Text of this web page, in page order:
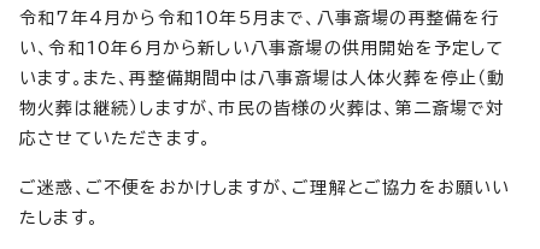
令和7年4月から令和10年5月まで、八事斎場の再整備を行
い、令和10年6月から新しい八事斎場の供用開始を予定して
います。また、再整備期間中は八事斎場は人体火葬を停止（動
物火葬は継続）しますが、市民の皆様の火葬は、第二斎場で対
応させていただきます。
ご迷惑、ご不便をおかけしますが、ご理解とご協力をお願いい
たします。